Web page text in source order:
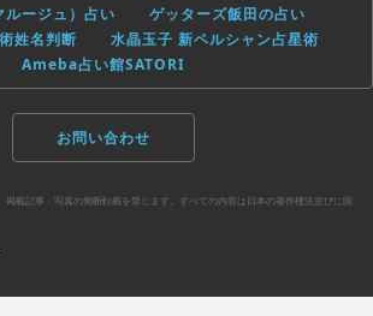
ージュ）占い
ゲッターズ飯田の占い
姓名判断
水晶玉子 新ペルシャン占星術
Ameba占い館SATORI
お問い合わせ
載記事・写真の無断転載を禁じます。すべての内容は日本の著作権法並びに国